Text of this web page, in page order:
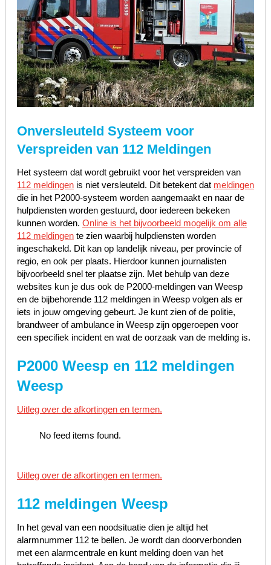
Onversleuteld Systeem voor
Verspreiden van 112 Meldingen
Het systeem dat wordt gebruikt voor het verspreiden van
112 meldingenis niet versleuteld. Dit betekent dat meldingen
die in het P2000-systeem worden aangemaakt en naar de
hulpdiensten worden gestuurd, door iedereen bekeken
kunnen worden. Online is het bijvoorbeeld mogelijk om alle
112 meldingente zien waarbij hulpdiensten worden
ingeschakeld. Dit kan op landelijk niveau, per provincie of
regio, en ook per plaats. Hierdoor kunnen journalisten
bijvoorbeeld snel ter plaatse zijn. Met behulp van deze
websites kun je dus ook de P2000-meldingen van Weesp
en de bijbehorende 112 meldingen in Weesp volgen als er
iets in jouw omgeving gebeurt. Je kunt zien of de politie,
brandweer of ambulance in Weesp zijn opgeroepen voor
een specifiek incident en wat de oorzaak van de melding is.
P2000 Weesp en 112 meldingen
Weesp
Uitleg over de afkortingen en termen.
No feed items found.
Uitleg over de afkortingen en termen.
112 meldingen Weesp
In het geval van een noodsituatie dien je altijd het
alarmnummer 112 te bellen. Je wordt dan doorverbonden
met een alarmcentrale en kunt melding doen van het